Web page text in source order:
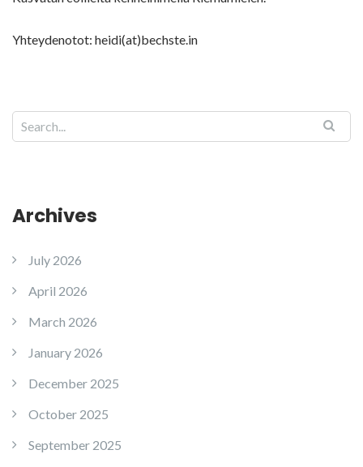
Yhteydenotot: heidi(at)bechste.in
Archives
July 2026
April 2026
March 2026
January 2026
December 2025
October 2025
September 2025